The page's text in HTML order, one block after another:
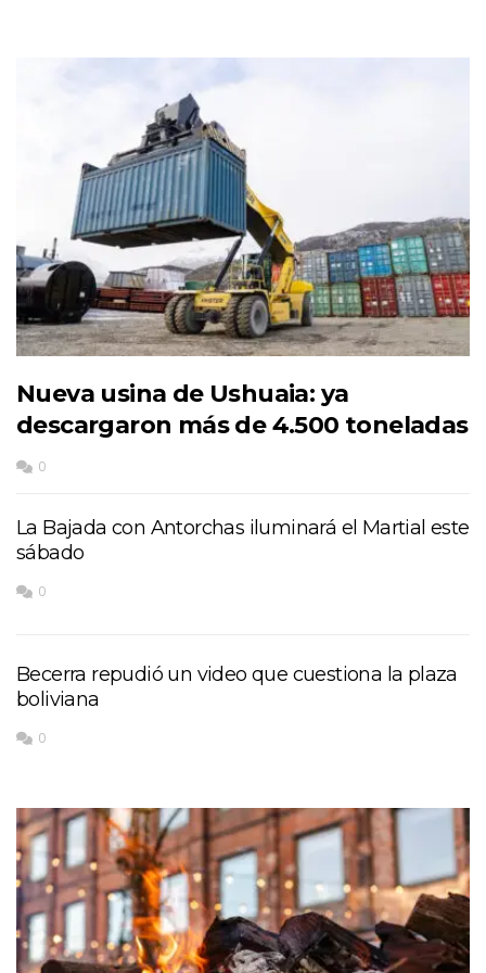
Nueva usina de Ushuaia: ya
descargaron más de 4.500 toneladas
0
La Bajada con Antorchas iluminará el Martial este
sábado
0
Becerra repudió un video que cuestiona la plaza
boliviana
0